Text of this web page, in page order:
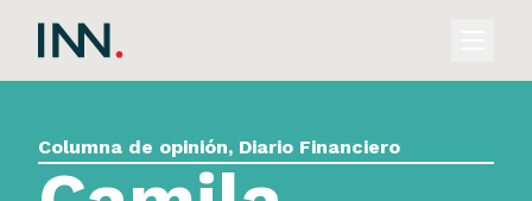
Columna de opinión, Diario Financiero